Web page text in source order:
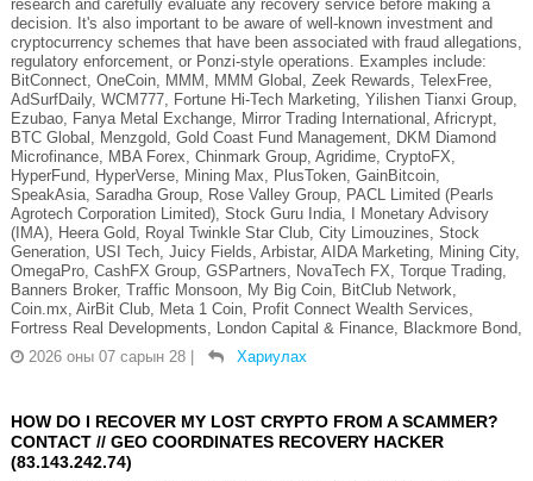
research and carefully evaluate any recovery service before making a
decision. It's also important to be aware of well-known investment and
cryptocurrency schemes that have been associated with fraud allegations,
regulatory enforcement, or Ponzi-style operations. Examples include:
BitConnect, OneCoin, MMM, MMM Global, Zeek Rewards, TelexFree,
AdSurfDaily, WCM777, Fortune Hi-Tech Marketing, Yilishen Tianxi Group,
Ezubao, Fanya Metal Exchange, Mirror Trading International, Africrypt,
BTC Global, Menzgold, Gold Coast Fund Management, DKM Diamond
Microfinance, MBA Forex, Chinmark Group, Agridime, CryptoFX,
HyperFund, HyperVerse, Mining Max, PlusToken, GainBitcoin,
SpeakAsia, Saradha Group, Rose Valley Group, PACL Limited (Pearls
Agrotech Corporation Limited), Stock Guru India, I Monetary Advisory
(IMA), Heera Gold, Royal Twinkle Star Club, City Limouzines, Stock
Generation, USI Tech, Juicy Fields, Arbistar, AIDA Marketing, Mining City,
OmegaPro, CashFX Group, GSPartners, NovaTech FX, Torque Trading,
Banners Broker, Traffic Monsoon, My Big Coin, BitClub Network,
Coin.mx, AirBit Club, Meta 1 Coin, Profit Connect Wealth Services,
Fortress Real Developments, London Capital & Finance, Blackmore Bond,
2026 оны 07 сарын 28
Хариулах
HOW DO I RECOVER MY LOST CRYPTO FROM A SCAMMER?
CONTACT // GEO COORDINATES RECOVERY HACKER
(83.143.242.74)